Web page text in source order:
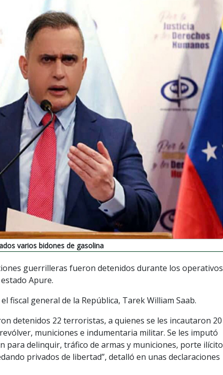
varios bidones de gasolina
guerrilleras fueron detenidos durante los operativos
Apure.
fiscal general de la República, Tarek William Saab.
detenidos 22 terroristas, a quienes se les incautaron 20
municiones e indumentaria militar. Se les imputó
para delinquir, tráfico de armas y municiones, porte ilícito
privados de libertad”, detalló en unas declaraciones